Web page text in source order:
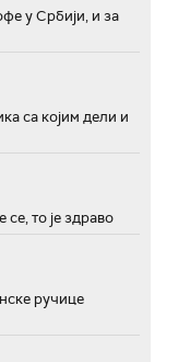
у Србији, и за
са којим дели и
се, то је здраво
ручице